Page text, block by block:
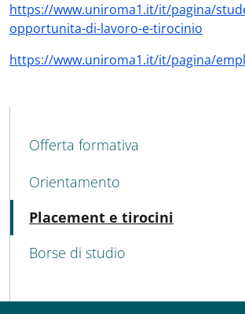
https://www.uniroma1.it/it/pagina/
opportunita-di-lavoro-e-tirocinio
https://www.uniroma1.it/it/pagina/
MENU CEV SECOND NAVIGATION
Offerta formativa
Orientamento
Placement e tirocini
Borse di studio